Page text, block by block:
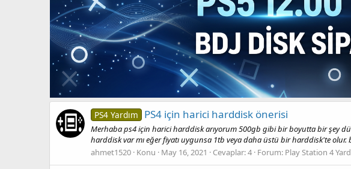
PS4 Yardım PS4 için harici harddisk önerisi
Merhaba ps4 için harici harddisk arıyorum 500gb gibi bir boyutta bir şey
harddisk var mı eğer fiyatı uygunsa 1tb veya daha üstü bir harddisk'te olur.
ahmet1520 Konu May 16, 2021 Cevaplar: 4 Forum: Play Station 4